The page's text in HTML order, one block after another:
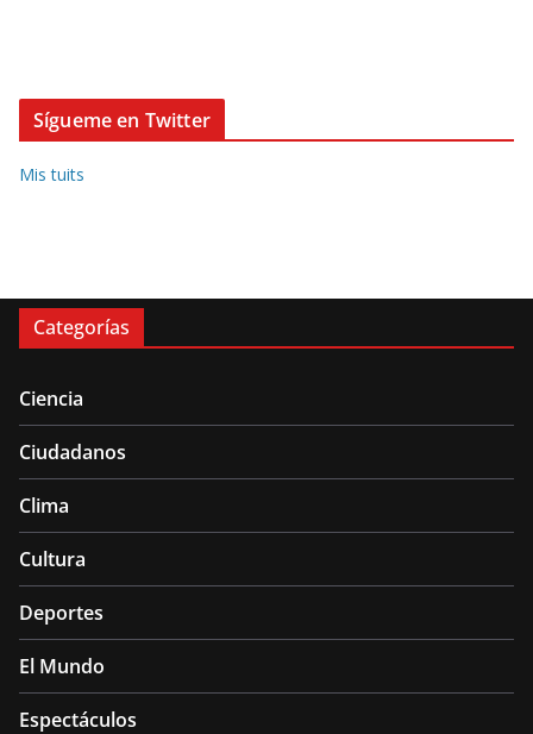
Sígueme en Twitter
Mis tuits
Categorías
Ciencia
Ciudadanos
Clima
Cultura
Deportes
El Mundo
Espectáculos